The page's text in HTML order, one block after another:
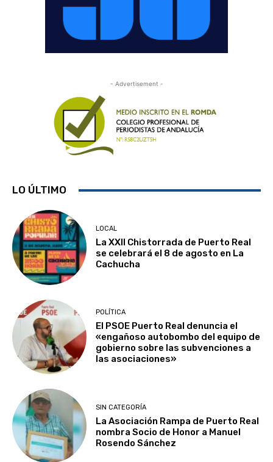
- Advertisement -
LO ÚLTIMO
LOCAL
La XXII Chistorrada de Puerto Real
se celebrará el 8 de agosto en La
Cachucha
POLÍTICA
El PSOE Puerto Real denuncia el
«engañoso autobombo del equipo de
gobierno sobre las subvenciones a
las asociaciones»
SIN CATEGORÍA
La Asociación Rampa de Puerto Real
nombra Socio de Honor a Manuel
Rosendo Sánchez